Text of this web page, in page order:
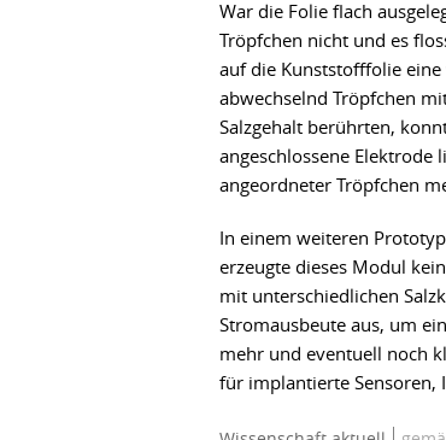
War die Folie flach
Tröpfchen nicht und es
auf die Kunststofffolie
abwechselnd Tröpfchen
Salzgehalt berührten,
angeschlossene Elektrode
angeordneter Tröpfchen
In einem weiteren
erzeugte dieses Modul
mit unterschiedlichen
Stromausbeute aus, um
mehr und eventuell noch
für implantierte Sensoren,